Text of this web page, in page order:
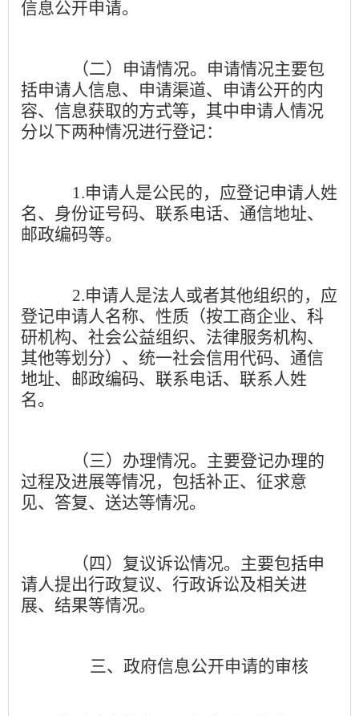
信息公开申请。
（二）申请情况。 申请情况主要包
括申请人信息、申请渠道、申请公开的内
容、信息获取的方式等，其中申请人情况
分以下两种情况进行登记：
1.申请人是公民的，应登记申请人姓
名、身份证号码、联系电话、通信地址、
邮政编码等。
2.申请人是法人或者其他组织的，应
登记申请人名称、性质（按工商企业、科
研机构、社会公益组织、法律服务机构、
其他等划分）、统一社会信用代码、通信
地址、邮政编码、联系电话、联系人姓
名。
（三）办理情况。 主要登记办理的
过程及进展等情况，包括补正、征求意
见、答复、送达等情况。
（四）复议诉讼情况。 主要包括申
请人提出行政复议、行政诉讼及相关进
展、结果等情况。
三、政府信息公开申请的审核